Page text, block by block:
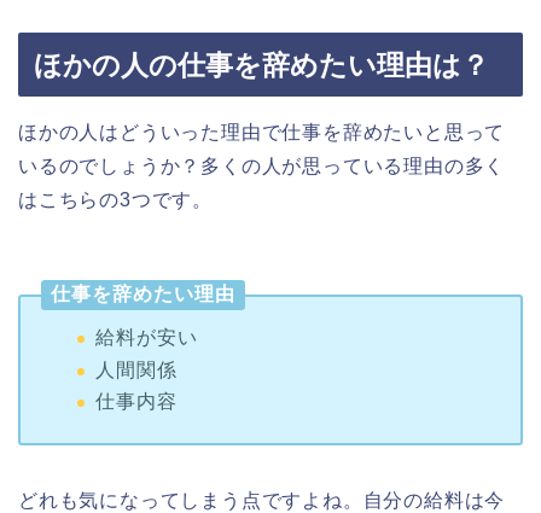
ほかの人の仕事を辞めたい理由は？
ほかの人はどういった理由で仕事を辞めたいと思って
いるのでしょうか？多くの人が思っている理由の多く
はこちらの3つです。
仕事を辞めたい理由
給料が安い
人間関係
仕事内容
どれも気になってしまう点ですよね。自分の給料は今